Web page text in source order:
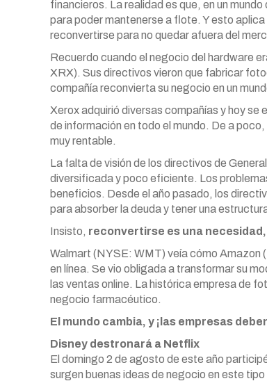
financieros. La realidad es que, en un
para poder mantenerse a flote. Y esto
reconvertirse para no quedar afuera del
Recuerdo cuando el negocio del hardware
XRX). Sus directivos vieron que fabricar
compañía reconvierta su negocio en un
Xerox adquirió diversas compañías y hoy se
de información en todo el mundo. De a
muy rentable.
La falta de visión de los directivos de
diversificada y poco eficiente. Los
beneficios. Desde el año pasado, los
para absorber la deuda y tener una
Insisto, reconvertirse es una
Walmart (NYSE: WMT) veía cómo
en línea. Se vio obligada a transformar su
las ventas online. La histórica empresa de
negocio farmacéutico.
El mundo cambia, y ¡las empresas
Disney destronará a Netflix
El domingo 2 de agosto de este año
surgen buenas ideas de negocio en este